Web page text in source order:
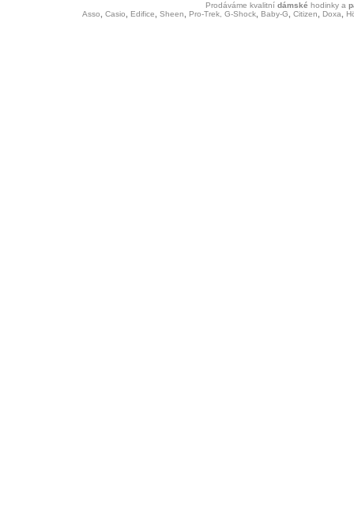
Prodáváme kvalitní dámské hodinkya
Asso
Casio Edifice Sheen Pro-Trek, G-Shock, Baby-G Citizen Doxa